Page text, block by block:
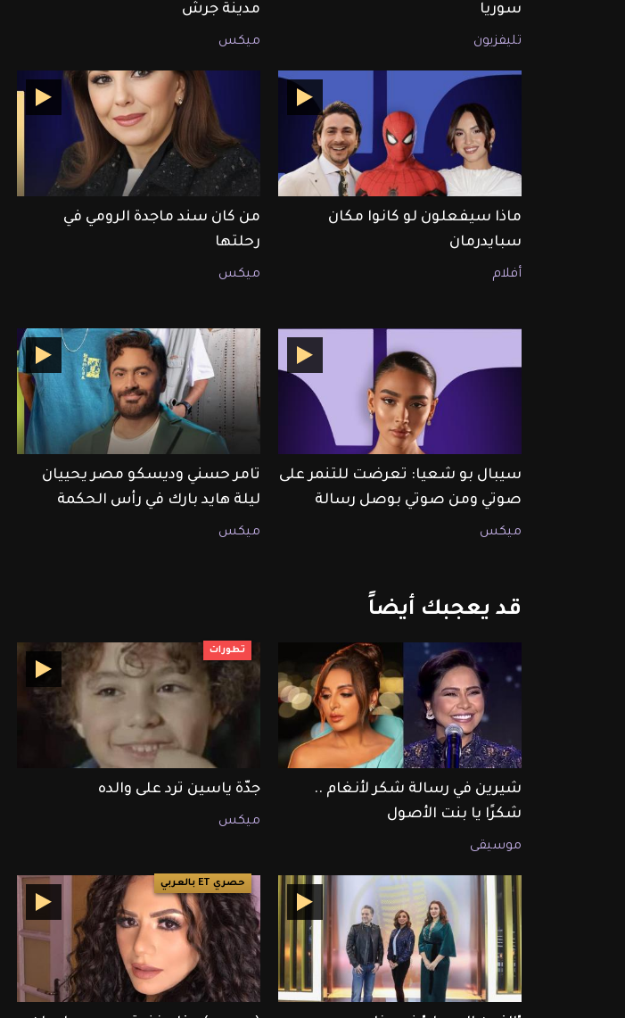
سوريا
تليفزيون
مدينة جرش
ميكس
ماذا سيفعلون لو كانوا مكان
سبايدرمان
أفلام
من كان سند ماجدة الرومي في
رحلتها
ميكس
سيبال بو شعيا: تعرضت للتنمر على
صوتي ومن صوتي بوصل رسالة
ميكس
تامر حسني وديسكو مصر يحييان
ليلة هايد بارك في رأس الحكمة
ميكس
قد يعجبك أيضاً
شيرين في رسالة شكر لأنغام ..
شكرًا يا بنت الأصول
موسيقى
تطورات
جدّة ياسين ترد على والده
ميكس
حصري ET بالعربي